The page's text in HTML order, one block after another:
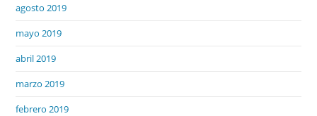
agosto 2019
mayo 2019
abril 2019
marzo 2019
febrero 2019